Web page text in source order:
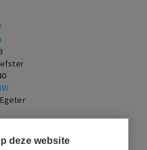
deze website
Egeter